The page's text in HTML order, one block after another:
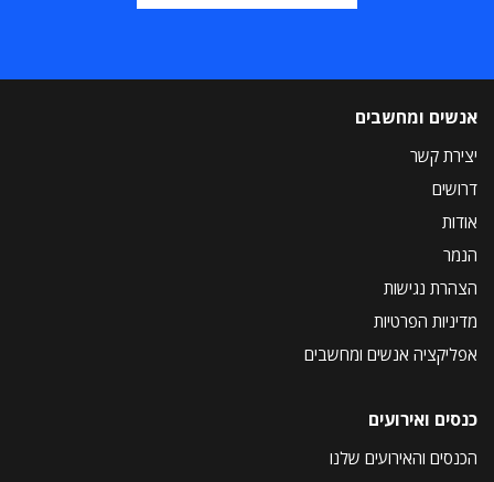
אנשים ומחשבים
יצירת קשר
דרושים
אודות
הנמר
הצהרת נגישות
מדיניות הפרטיות
אפליקציה אנשים ומחשבים
כנסים ואירועים
הכנסים והאירועים שלנו